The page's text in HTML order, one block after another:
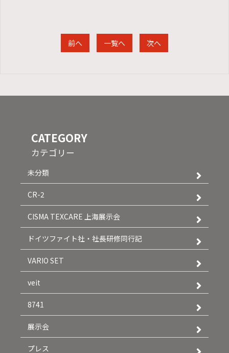
前へ 一覧へ 次へ
CATEGORY
カテゴリー
未分類
CR-2
CISMA TEXCARE 上海展示会
ドイツファイト社・社長研修同行記
VARIO SET
veit
8741
展示会
プレス